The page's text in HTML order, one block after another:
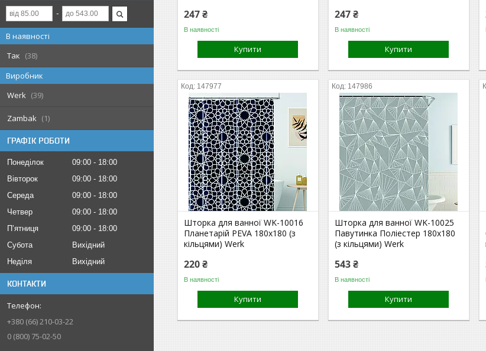
В наявності
Так
38
Виробник
Werk
39
Zambak 1
ГРАФІК РОБОТИ
Понеділок 09:00
18:00
Вівторок
09:00
18:00
Середа
09:00
18:00
Четвер
09:00
18:00
Пʼятниця
09:00
18:00
Субота
Вихідний
Неділя
Вихідний
КОНТАКТИ
+380 (66) 210-03-22
0 (800) 75-02-50
247 ₴
В наявності
Купити
247 ₴
В наявності
Купити
147977
Шторка для ванної WK-10016
Планетарій PEVA 180x180 (з
кільцями) Werk
220 ₴
В наявності
Купити
147986
Шторка для ванної WK-10025
Павутинка Поліестер 180x180
(з кільцями) Werk
543 ₴
В наявності
Купити